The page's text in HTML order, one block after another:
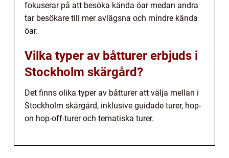
fokuserar på att besöka kända öar medan andra
tar besökare till mer avlägsna och mindre kända
öar.
Vilka typer av båtturer erbjuds i
Stockholm skärgård?
Det finns olika typer av båtturer att välja mellan i
Stockholm skärgård, inklusive guidade turer, hop-
on hop-off-turer och tematiska turer.